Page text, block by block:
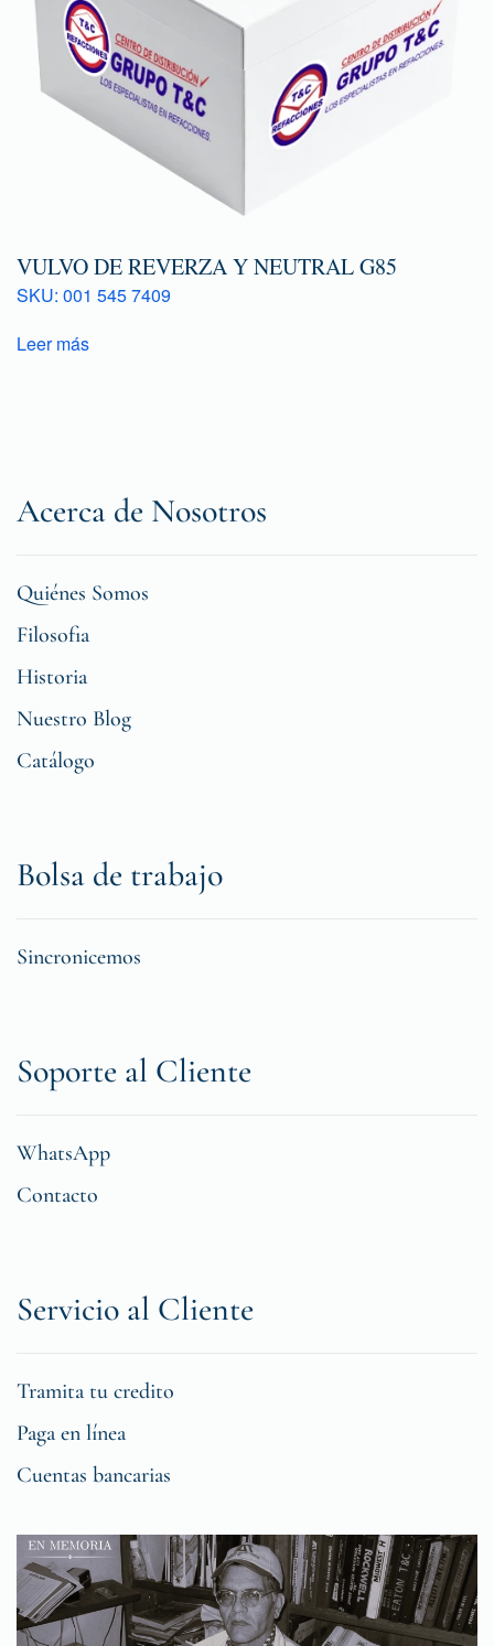
VULVO DE REVERZA Y NEUTRAL G85
SKU: 001 545 7409
Leer más
Acerca de Nosotros
Quiénes Somos
Filosofia
Historia
Nuestro Blog
Catálogo
Bolsa de trabajo
Sincronicemos
Soporte al Cliente
WhatsApp
Contacto
Servicio al Cliente
Tramita tu credito
Paga en línea
Cuentas bancarias